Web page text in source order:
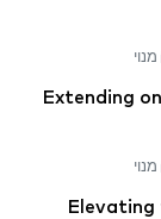
Extending
Elevating